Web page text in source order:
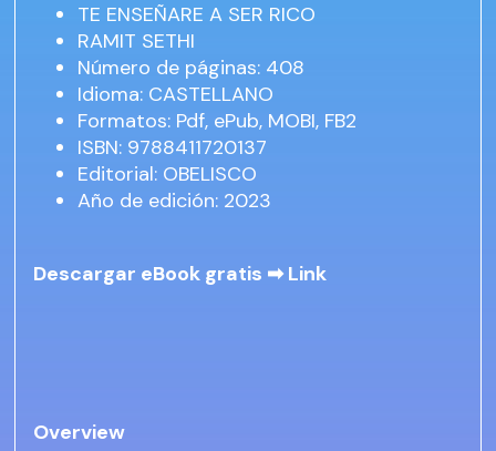
TE ENSEÑARE A SER RICO
RAMIT SETHI
Número de páginas: 408
Idioma: CASTELLANO
Formatos: Pdf, ePub, MOBI, FB2
ISBN: 9788411720137
Editorial: OBELISCO
Año de edición: 2023
Descargar eBook gratis ➡ Link
Overview